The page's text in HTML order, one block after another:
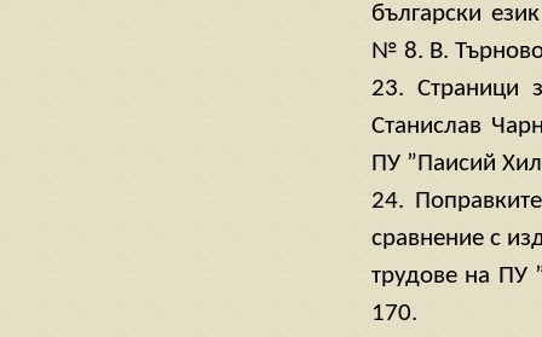
български
№ 8. В.
23. Страници
Станислав
ПУ ”Паисий
24.
сравнение с
трудове на ПУ
170.